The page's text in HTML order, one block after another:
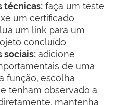
técnicas: faça um teste
um certificado
um link para um
concluído
sociais: adicione
de uma
função, escolha
tenham observado a
mantenha